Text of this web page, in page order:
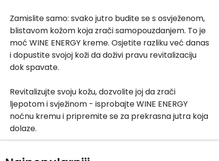
Zamislite samo: svako jutro budite se s osvježenom,
blistavom kožom koja zrači samopouzdanjem. To je
moć WINE ENERGY kreme. Osjetite razliku već danas
i dopustite svojoj koži da doživi pravu revitalizaciju
dok spavate.
Revitalizujte svoju kožu, dozvolite joj da zrači
ljepotom i svježinom - isprobajte WINE ENERGY
noćnu kremu i pripremite se za prekrasna jutra koja
dolaze.